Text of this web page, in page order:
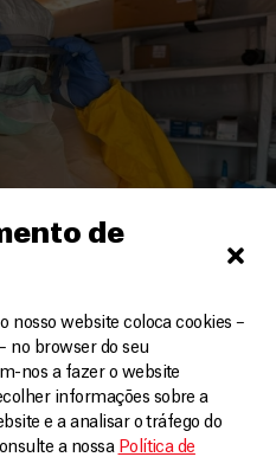
de
nosso website coloca cookies –
no browser do seu
nos a fazer o website
informações sobre a
e a analisar o tráfego do
a nossa Política de
Ébola na RDC